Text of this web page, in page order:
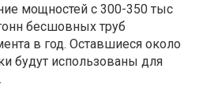
мощностей с 300-350 тыс
бесшовных труб
в год. Оставшиеся около
будут использованы для